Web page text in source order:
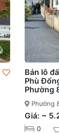
Bán lô
Phù
Phường
Phường
Giá: ~
0